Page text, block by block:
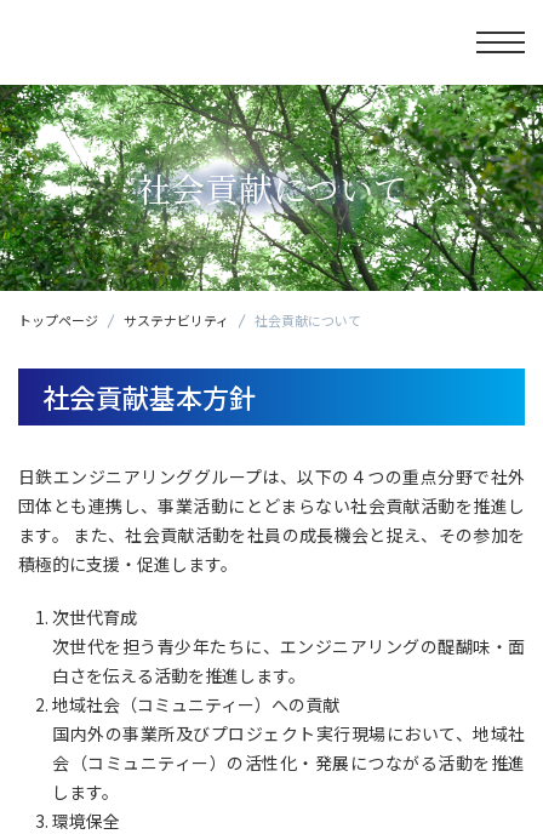
社会貢献について
トップページ サステナビリティ 社会貢献について
社会貢献基本方針
日鉄エンジニアリンググループは、以下の４つの重点分野で社外
団体とも連携し、事業活動にとどまらない社会貢献活動を推進し
ます。 また、社会貢献活動を社員の成長機会と捉え、その参加を
積極的に支援・促進します。
次世代育成
次世代を担う青少年たちに、エンジニアリングの醍醐味・面
白さを伝える活動を推進します。
地域社会（コミュニティー）への貢献
国内外の事業所及びプロジェクト実行現場において、地域社
会（コミュニティー）の活性化・発展につながる活動を推進
します。
環境保全